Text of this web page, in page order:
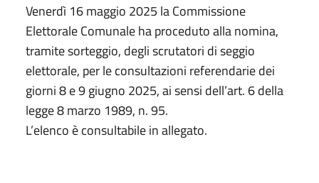
Venerdì 16 maggio 2025 la Commissione
Elettorale Comunale ha proceduto alla nomina,
tramite sorteggio, degli scrutatori di seggio
elettorale, per le consultazioni referendarie dei
giorni 8 e 9 giugno 2025, ai sensi dell’art. 6 della
legge 8 marzo 1989, n. 95.
L’elenco è consultabile in allegato.